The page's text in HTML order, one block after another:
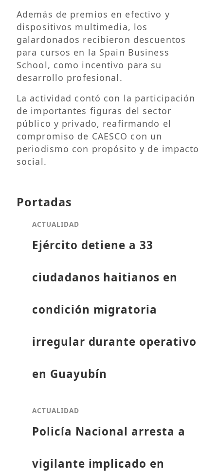
Además de premios en efectivo y
dispositivos multimedia, los
galardonados recibieron descuentos
para cursos en la Spain Business
School, como incentivo para su
desarrollo profesional.
La actividad contó con la participación
de importantes figuras del sector
público y privado, reafirmando el
compromiso de CAESCO con un
periodismo con propósito y de impacto
social.
Portadas
ACTUALIDAD
Ejército detiene a 33
ciudadanos haitianos en
condición migratoria
irregular durante operativo
en Guayubín
ACTUALIDAD
Policía Nacional arresta a
vigilante implicado en